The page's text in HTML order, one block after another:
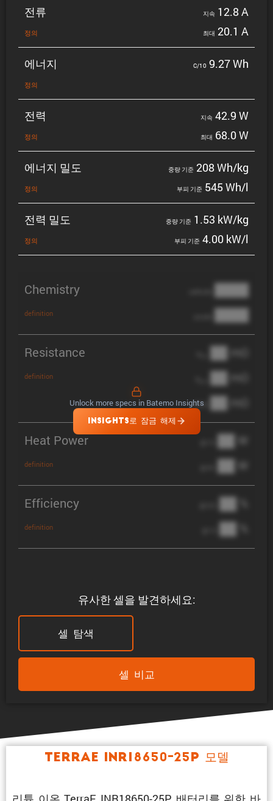
유사한 셀을 발견하세요:
셀 탐색
셀 비교
전류
정의
지속 12.8 A
최대 20.1 A
에너지
정의
C/10 9.27 Wh
전력
정의
지속 42.9 W
최대 68.0 W
에너지 밀도
정의
중량 기준 208 Wh/kg
부피 기준 545 Wh/l
전력 밀도
정의
중량 기준 1.53 kW/kg
부피 기준 4.00 kW/l
Chemistry
definition
████
████
Resistance
definition
██ mΩ
██ mΩ
DCIR ██ mΩ
Heat Power
definition
██ W
██ W
Efficiency
definition
██ %
██ %
Unlock more specs in Batemo Insights
INSIGHTS로 잠금 해제
TerraE INR18650-25P 모델